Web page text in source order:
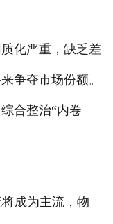
化严重，缺乏差
争夺市场份额。
合整治“内卷
成为主流，物